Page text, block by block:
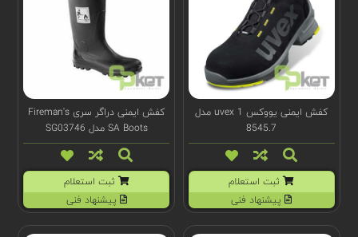
کفش ایمنی یووکس uvex 1 مدل
8545.7
ثبت استعلام
پیشنهاد فنی
کفش ایمنی دراگر سری Fireman's
SA Boots مدل SG03746
ثبت استعلام
پیشنهاد فنی